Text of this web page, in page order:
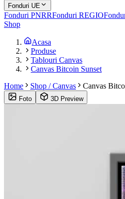
Fonduri UE
Fonduri PNRRFonduri REGIO
Shop
Acasa
Produse
Tablouri Canvas
Canvas Bitcoin Sunset
Home
Shop / Canvas Canvas
Foto 3D Preview